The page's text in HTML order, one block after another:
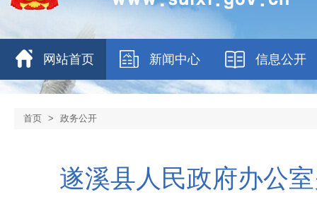
网站首页 新闻中心 信息公开
首页 > 政务公开
遂溪县人民政府办公